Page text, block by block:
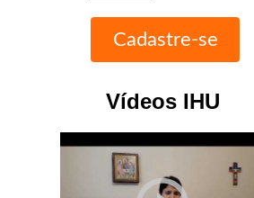
Vídeos IHU